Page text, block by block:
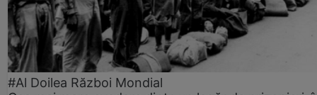
#Al Doilea Război Mondial